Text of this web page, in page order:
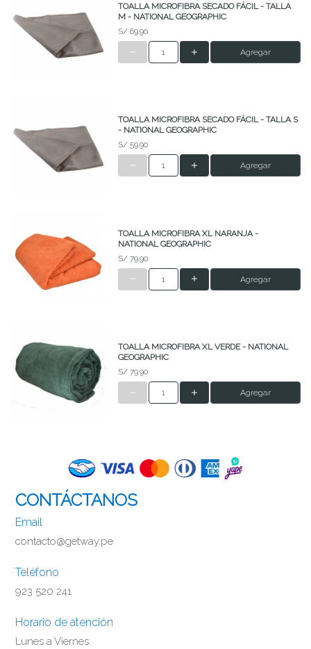
TOALLA MICROFIBRA SECADO FÁCIL - TALLA
M - NATIONAL GEOGRAPHIC
S/ 69.90
Agregar
TOALLA MICROFIBRA SECADO FÁCIL - TALLA S
- NATIONAL GEOGRAPHIC
S/ 59.90
Agregar
TOALLA MICROFIBRA XL NARANJA -
NATIONAL GEOGRAPHIC
S/ 79.90
Agregar
TOALLA MICROFIBRA XL VERDE - NATIONAL
GEOGRAPHIC
S/ 79.90
Agregar
CONTÁCTANOS
Email
contacto@getway.pe
Teléfono
923 520 241
Horario de atención
Lunes a Viernes: